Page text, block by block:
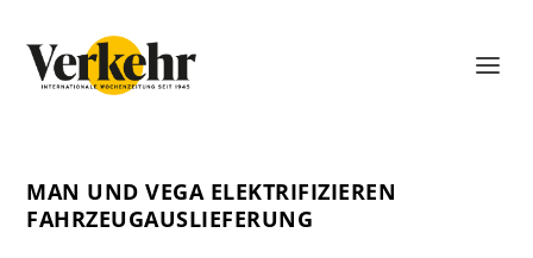
MAN UND VEGA ELEKTRIFIZIEREN
FAHRZEUGAUSLIEFERUNG